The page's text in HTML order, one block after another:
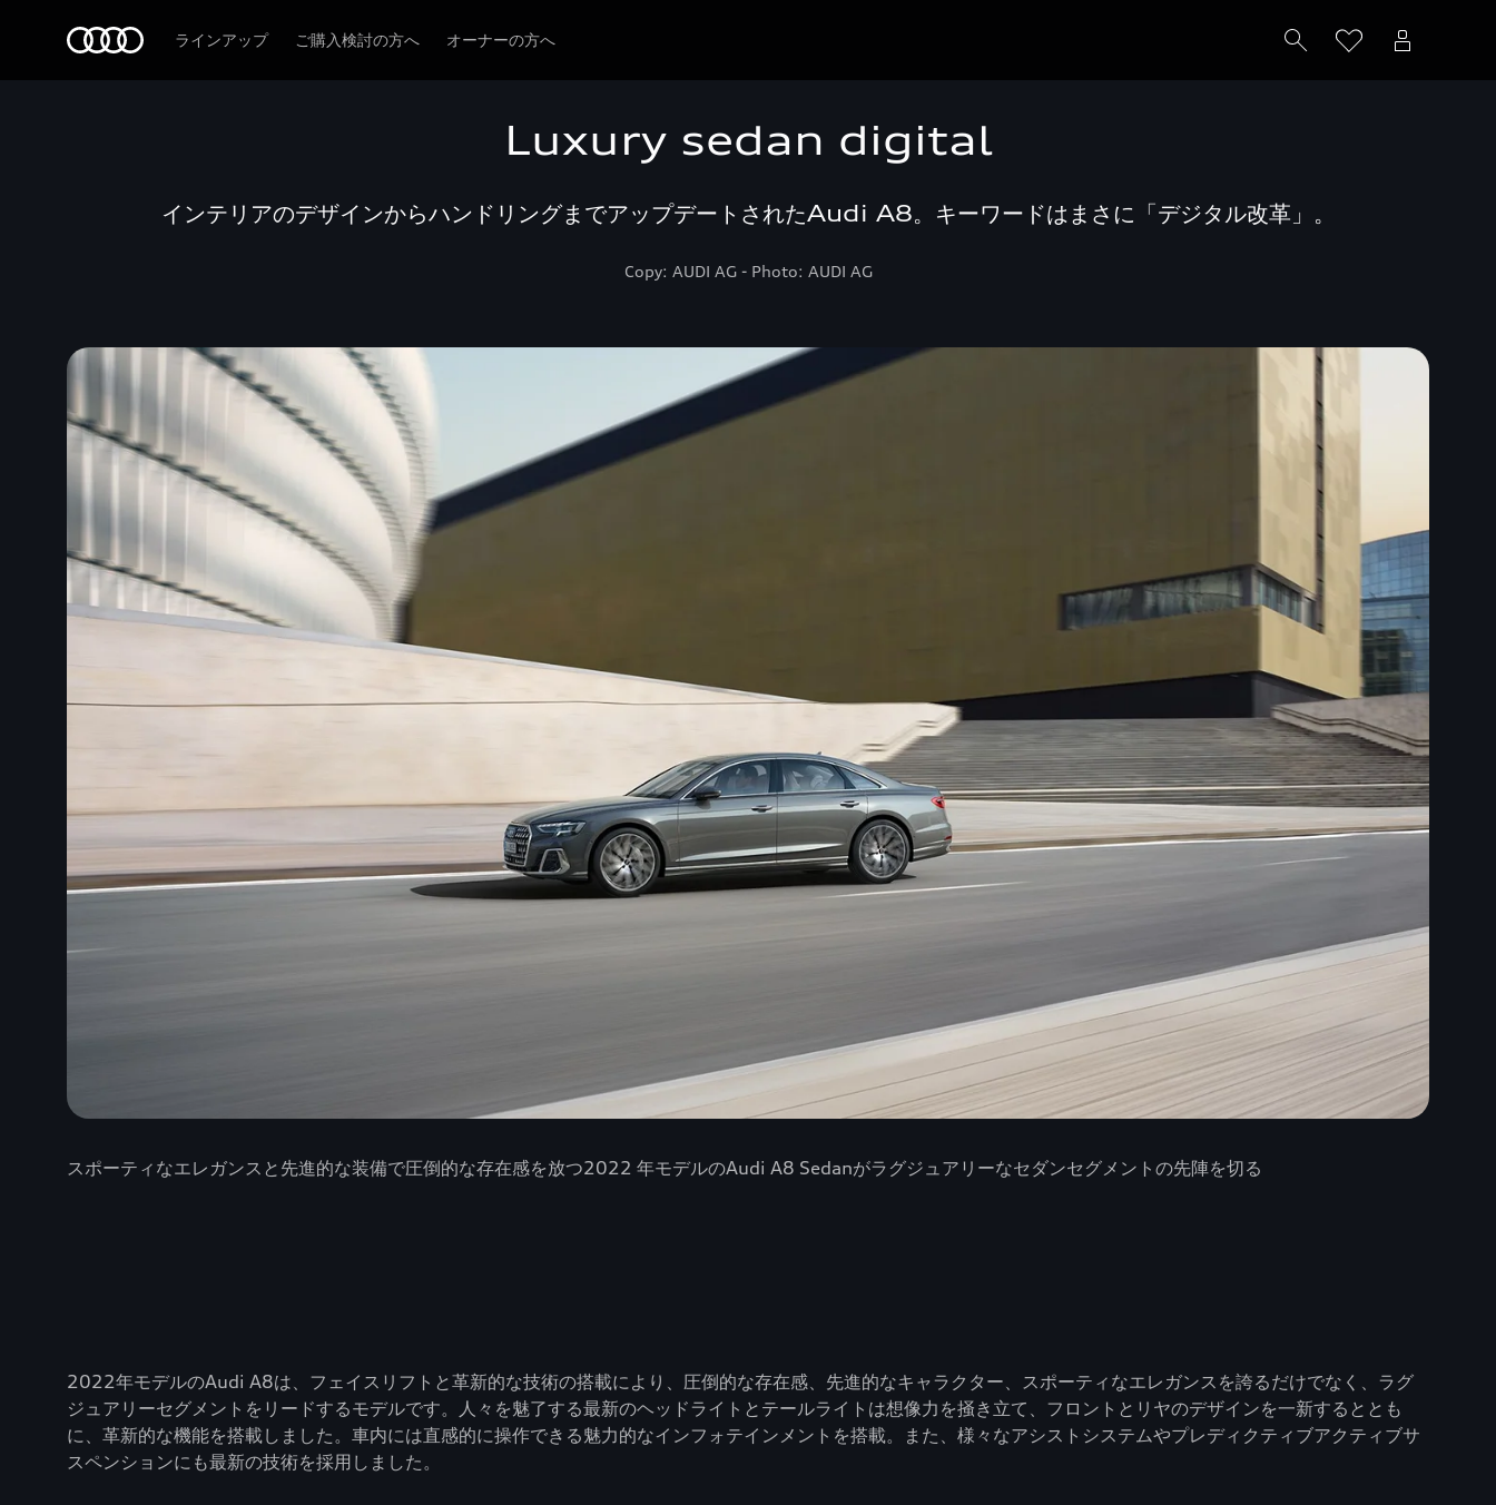
ラインアップ ご購入検討の方へ オーナーの方へ
Luxury sedan digital
インテリアのデザインからハンドリングまでアップデートされたAudi A8。キーワードはまさに「デジタル改革」。
Copy: AUDI AG - Photo: AUDI AG
スポーティなエレガンスと先進的な装備で圧倒的な存在感を放つ2022 年モデルのAudi A8 Sedanがラグジュアリーなセダンセグメントの先陣を切る
2022年モデルのAudi A8は、フェイスリフトと革新的な技術の搭載により、圧倒的な存在感、先進的なキャラクター、スポーティなエレガンスを誇るだけでなく、ラグ
ジュアリーセグメントをリードするモデルです。人々を魅了する最新のヘッドライトとテールライトは想像力を掻き立て、フロントとリヤのデザインを一新するととも
に、革新的な機能を搭載しました。車内には直感的に操作できる魅力的なインフォテインメントを搭載。また、様々なアシストシステムやプレディクティブアクティブサ
スペンションにも最新の技術を採用しました。